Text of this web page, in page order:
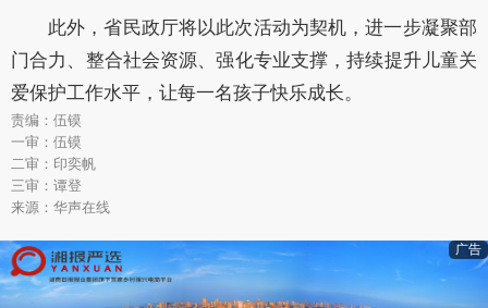
此外，省民政厅将以此次活动为契机，进一步凝聚部
门合力、整合社会资源、强化专业支撑，持续提升儿童关
爱保护工作水平，让每一名孩子快乐成长。
责编：伍镆
一审：伍镆
二审：印奕帆
三审：谭登
来源：华声在线
广告